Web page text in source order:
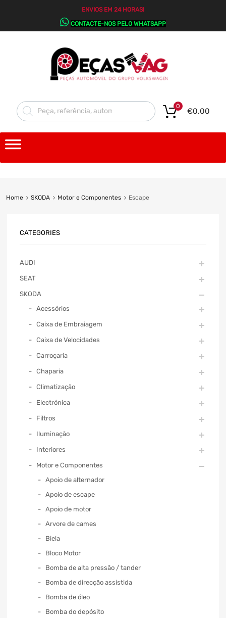
ENVIOS EM 24 HORAS!
CONTACTE-NOS PELO WHATSAPP
€0.00
0
Home SKODA Motor e Componentes Escape
CATEGORIES
AUDI
SEAT
SKODA
Acessórios
Caixa de Embraiagem
Caixa de Velocidades
Carroçaria
Chaparia
Climatização
Electrónica
Filtros
Iluminação
Interiores
Motor e Componentes
Apoio de alternador
Apoio de escape
Apoio de motor
Arvore de cames
Biela
Bloco Motor
Bomba de alta pressão / tander
Bomba de direcção assistida
Bomba de óleo
Bomba do depósito